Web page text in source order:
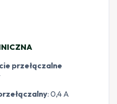
przełączalne
: 0,4 A